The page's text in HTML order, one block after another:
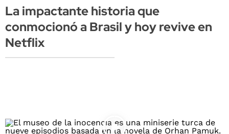
La impactante historia que
conmocionó a Brasil y hoy revive en
Netflix